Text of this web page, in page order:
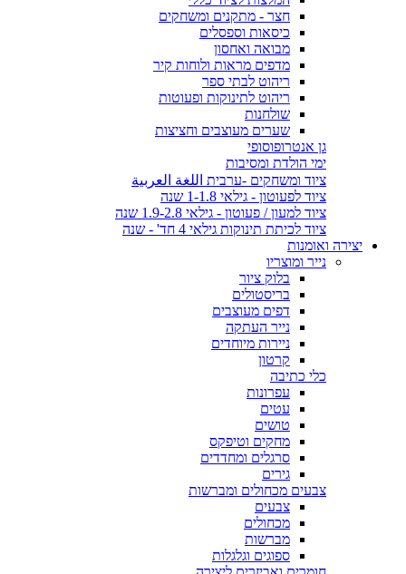
חצר - מתקנים ומשחקים
כיסאות וספסלים
מבואה ואחסון
מדפים מראות ולוחות קיר
ריהוט לבתי ספר
ריהוט לתינוקות ופעוטות
שולחנות
שערים מעוצבים וחציצות
גן אנטרופוסופי
ימי הולדת ומסיבות
ציוד ומשחקים -ערבית اللغة العربية
ציוד לפעוטון - גילאי 1-1.8 שנה
ציוד למעון / פעוטון - גילאי 1.9-2.8 שנה
ציוד לכיתת תינוקות גילאי 4 חד' - שנה
יצירה ואומנות
נייר ומוצריו
בלוק ציור
בריסטולים
דפים מעוצבים
נייר העתקה
ניירות מיוחדים
קרטון
כלי כתיבה
עפרונות
עטים
טושים
מחקים וטיפקס
סרגלים ומחדדים
גירים
צבעים מכחולים ומברשות
צבעים
מכחולים
מברשות
ספוגים וגלגלות